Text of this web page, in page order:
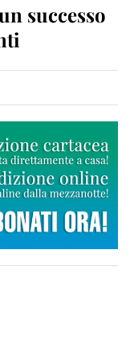
successo